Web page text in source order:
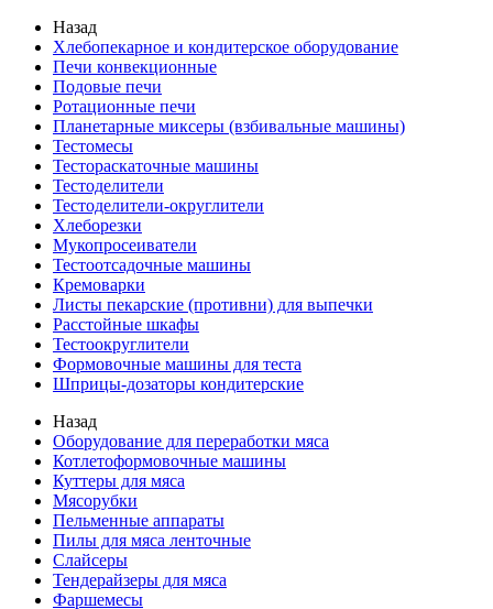
Назад
Хлебопекарное и кондитерское оборудование
Печи конвекционные
Подовые печи
Ротационные печи
Планетарные миксеры (взбивальные машины)
Тестомесы
Тестораскаточные машины
Тестоделители
Тестоделители-округлители
Хлеборезки
Мукопросеиватели
Тестоотсадочные машины
Кремоварки
Листы пекарские (противни) для выпечки
Расстойные шкафы
Тестоокруглители
Формовочные машины для теста
Шприцы-дозаторы кондитерские
Назад
Оборудование для переработки мяса
Котлетоформовочные машины
Куттеры для мяса
Мясорубки
Пельменные аппараты
Пилы для мяса ленточные
Слайсеры
Тендерайзеры для мяса
Фаршемесы